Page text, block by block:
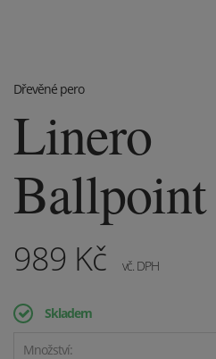
Dřevěné pero
Linero
Ballpoint
989 Kč vč. DPH
Skladem
Množství: